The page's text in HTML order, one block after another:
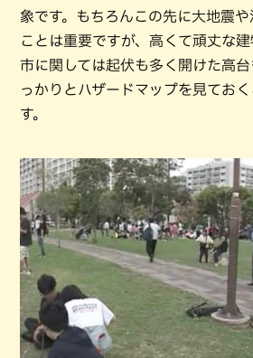
象です。もちろんこの先に大地震
ことは重要ですが、高くて頑丈な
市に関しては起伏も多く開けた高
っかりとハザードマップを見てお
す。